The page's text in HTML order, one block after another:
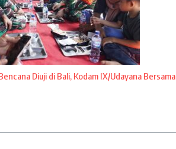
Diuji di Bali, Kodam IX/Udayana Bersama